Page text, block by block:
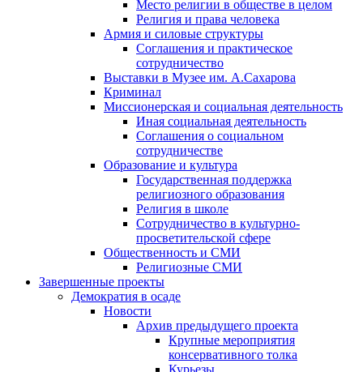
Место религии в обществе в целом
Религия и права человека
Армия и силовые структуры
Соглашения и практическое
сотрудничество
Выставки в Музее им. А.Сахарова
Криминал
Миссионерская и социальная деятельность
Иная социальная деятельность
Соглашения о социальном
сотрудничестве
Образование и культура
Государственная поддержка
религиозного образования
Религия в школе
Сотрудничество в культурно-
просветительской сфере
Общественность и СМИ
Религиозные СМИ
Завершенные проекты
Демократия в осаде
Новости
Архив предыдущего проекта
Крупные мероприятия
консервативного толка
Курьезы